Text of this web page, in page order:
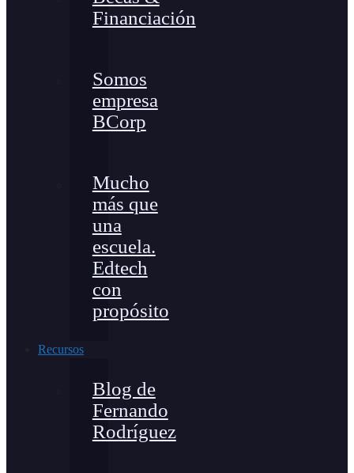
Financiación
Somos
empresa
BCorp
Mucho
más que
una
escuela.
Edtech
con
propósito
Recursos
Blog de
Fernando
Rodríguez